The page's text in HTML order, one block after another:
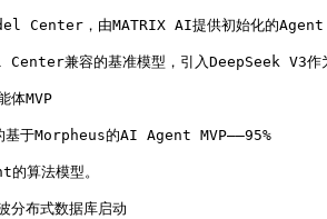
Center，由MATRIX AI提供初始化的
兼容的基准模型，引入DeepSeek V3作
MVP
于Morpheus的AI Agent MVP——95%
的算法模型。
式数据库启动